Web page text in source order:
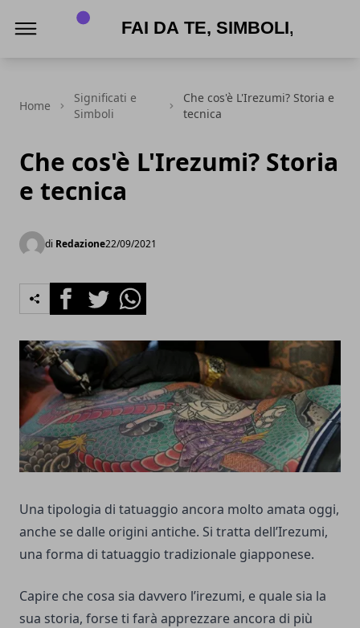
Home
Significati e
Simboli
Che cos'è L'Irezumi? Storia e
tecnica
Che cos'è L'Irezumi? Storia
e tecnica
di Redazione22/09/2021
FacebookTwitterWhatsapp
Una tipologia di tatuaggio ancora molto amata oggi,
anche se dalle origini antiche. Si tratta dell’Irezumi,
una forma di tatuaggio tradizionale giapponese.
Capire che cosa sia davvero l’irezumi, e quale sia la
sua storia, forse ti farà apprezzare ancora di più